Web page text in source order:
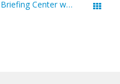
Odwiedziliśmy Hitachi Executive Briefing Center w Zaltbommel